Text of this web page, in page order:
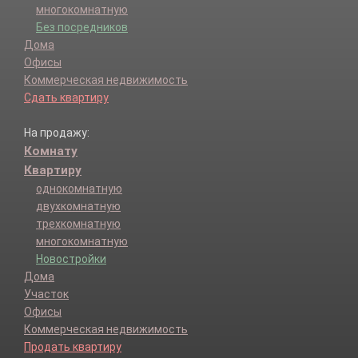
Снт Дружба Ижевск тер.
СНТ Дружба Ижевск тер.
СНТ Пирогово тер.
СНТ Холодный Ключ-1 Ижевск тер.
СНТ Холодный Ключ-2 Ижевск тер.
СНТ Южный Ижевск тер.
Соловьевские дачи дп.
Старки п.
Тонково д.
Трудпчела д.
Учхоз п.
Шунды мкр.
Югдон п.
многокомнатную
Без посредников
Дома
Офисы
Коммерческая недвижимость
Сдать квартиру
На продажу:
Комнату
Квартиру
однокомнатную
двухкомнатную
трехкомнатную
многокомнатную
Новостройки
Дома
Участок
Офисы
Коммерческая недвижимость
Продать квартиру